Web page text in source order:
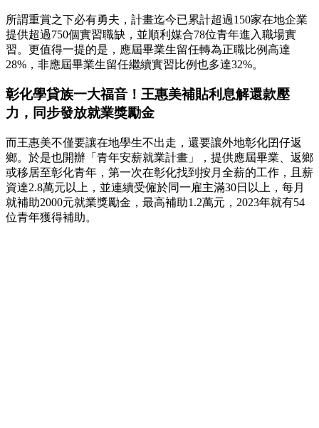
所謂重賞之下必有勇夫，計畫迄今已累計超過150家在地企業
提供超過750個實習職缺，並順利媒合78位青年進入職場實
習。更值得一提的是，應屆畢業生留任轉為正職比例高達
28%，非應屆畢業生留任繼續實習比例也多達32%。
彰化學貸族一大福音！王惠美補貼利息解還款壓
力，同步發放就業獎勵金
而王惠美不僅要讓在地學生不出走，還要讓外地彰化囝仔返
鄉。於是也開辦「青年安薪就業計畫」，提供應屆畢業、返鄉
或移居至彰化青年，第一次在彰化找到按月全薪的工作，且薪
資達2.8萬元以上，並連續受僱於同一雇主滿30日以上，每月
就補助2000元就業獎勵金，最高補助1.2萬元，2023年就有54
位青年獲得補助。